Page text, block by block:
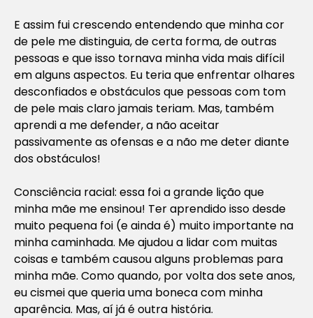
E assim fui crescendo entendendo que minha cor
de pele me distinguia, de certa forma, de outras
pessoas e que isso tornava minha vida mais difícil
em alguns aspectos. Eu teria que enfrentar olhares
desconfiados e obstáculos que pessoas com tom
de pele mais claro jamais teriam. Mas, também
aprendi a me defender, a não aceitar
passivamente as ofensas e a não me deter diante
dos obstáculos!
Consciência racial: essa foi a grande lição que
minha mãe me ensinou! Ter aprendido isso desde
muito pequena foi (e ainda é) muito importante na
minha caminhada. Me ajudou a lidar com muitas
coisas e também causou alguns problemas para
minha mãe. Como quando, por volta dos sete anos,
eu cismei que queria uma boneca com minha
aparência. Mas, aí já é outra história.